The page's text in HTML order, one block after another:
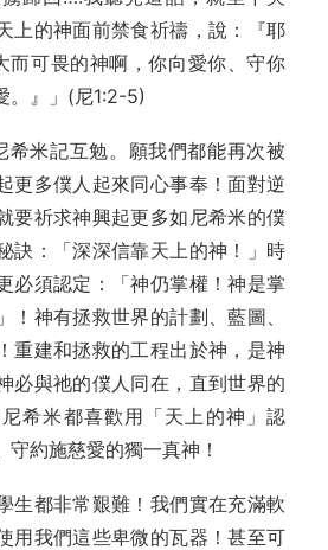
上的神面前禁食祈禱，說：『耶
而可畏的神啊，你向愛你、守你
。』」(尼1:2-5)
希米記互勉。願我們都能再次被
更多僕人起來同心事奉！面對逆
要祈求神興起更多如尼希米的僕
訣：「深深信靠天上的神！」時
必須認定：「神仍掌權！神是掌
！神有拯救世界的計劃、藍圖、
重建和拯救的工程出於神，是神
必與祂的僕人同在，直到世界的
希米都喜歡用「天上的神」認
約施慈愛的獨一真神！
生都非常艱難！我們實在充滿軟
用我們這些卑微的瓦器！甚至可